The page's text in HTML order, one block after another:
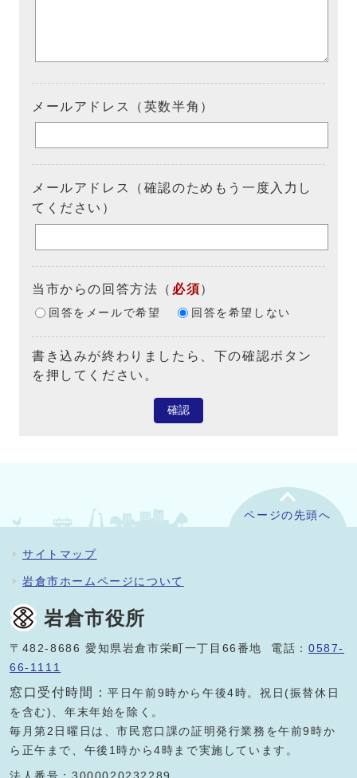
メールアドレス（英数半角）
メールアドレス（確認のためもう一度入力し
てください）
当市からの回答方法 （ 必須）
回答をメールで希望 回答を希望しない
書き込みが終わりましたら、下の確認ボタン
を押してください。
確認
ページの先頭へ
サイトマップ
岩倉市ホームページについて
岩倉市役所
〒482-8686 愛知県岩倉市栄町一丁目66番地 電話：0587-
66-1111
窓口受付時間：平日午前9時から午後4時。祝日(振替休日
を含む)、年末年始を除く。
毎月第2日曜日は、市民窓口課の証明発行業務を午前9時か
ら正午まで、午後1時から4時まで実施しています。